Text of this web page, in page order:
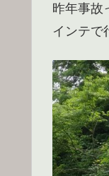
昨年事故
インテで